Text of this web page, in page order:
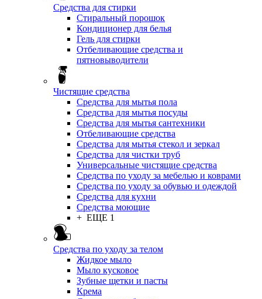
Средства для стирки
Стиральный порошок
Кондиционер для белья
Гель для стирки
Отбеливающие средства и
пятновыводители
Чистящие средства
Средства для мытья пола
Средства для мытья посуды
Средства для мытья сантехники
Отбеливающие средства
Средства для мытья стекол и зеркал
Средства для чистки труб
Универсальные чистящие средства
Средства по уходу за мебелью и коврами
Средства по уходу за обувью и одеждой
Средства для кухни
Средства моющие
+ ЕЩЕ 1
Средства по уходу за телом
Жидкое мыло
Мыло кусковое
Зубные щетки и пасты
Крема